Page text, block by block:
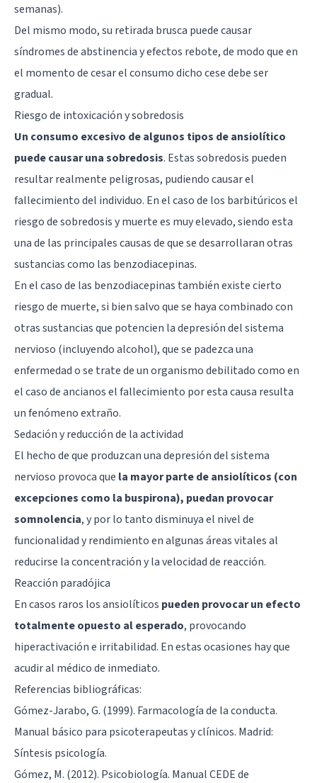
semanas).
Del mismo modo, su retirada brusca puede causar
síndromes de abstinencia y efectos rebote, de modo que en
el momento de cesar el consumo dicho cese debe ser
gradual.
Riesgo de intoxicación y sobredosis
Un consumo excesivo de algunos tipos de ansiolítico
puede causar una sobredosis. Estas sobredosis pueden
resultar realmente peligrosas, pudiendo causar el
fallecimiento del individuo. En el caso de los barbitúricos el
riesgo de sobredosis y muerte es muy elevado, siendo esta
una de las principales causas de que se desarrollaran otras
sustancias como las benzodiacepinas.
En el caso de las benzodiacepinas también existe cierto
riesgo de muerte, si bien salvo que se haya combinado con
otras sustancias que potencien la depresión del sistema
nervioso (incluyendo alcohol), que se padezca una
enfermedad o se trate de un organismo debilitado como en
el caso de ancianos el fallecimiento por esta causa resulta
un fenómeno extraño.
Sedación y reducción de la actividad
El hecho de que produzcan una depresión del sistema
nervioso provoca que la mayor parte de ansiolíticos (con
excepciones como la buspirona), puedan provocar
somnolencia, y por lo tanto disminuya el nivel de
funcionalidad y rendimiento en algunas áreas vitales al
reducirse la concentración y la velocidad de reacción.
Reacción paradójica
En casos raros los ansiolíticos pueden provocar un efecto
totalmente opuesto al esperado, provocando
hiperactivación e irritabilidad. En estas ocasiones hay que
acudir al médico de inmediato.
Referencias bibliográficas:
Gómez-Jarabo, G. (1999). Farmacología de la conducta.
Manual básico para psicoterapeutas y clínicos. Madrid:
Síntesis psicología.
Gómez, M. (2012). Psicobiología. Manual CEDE de